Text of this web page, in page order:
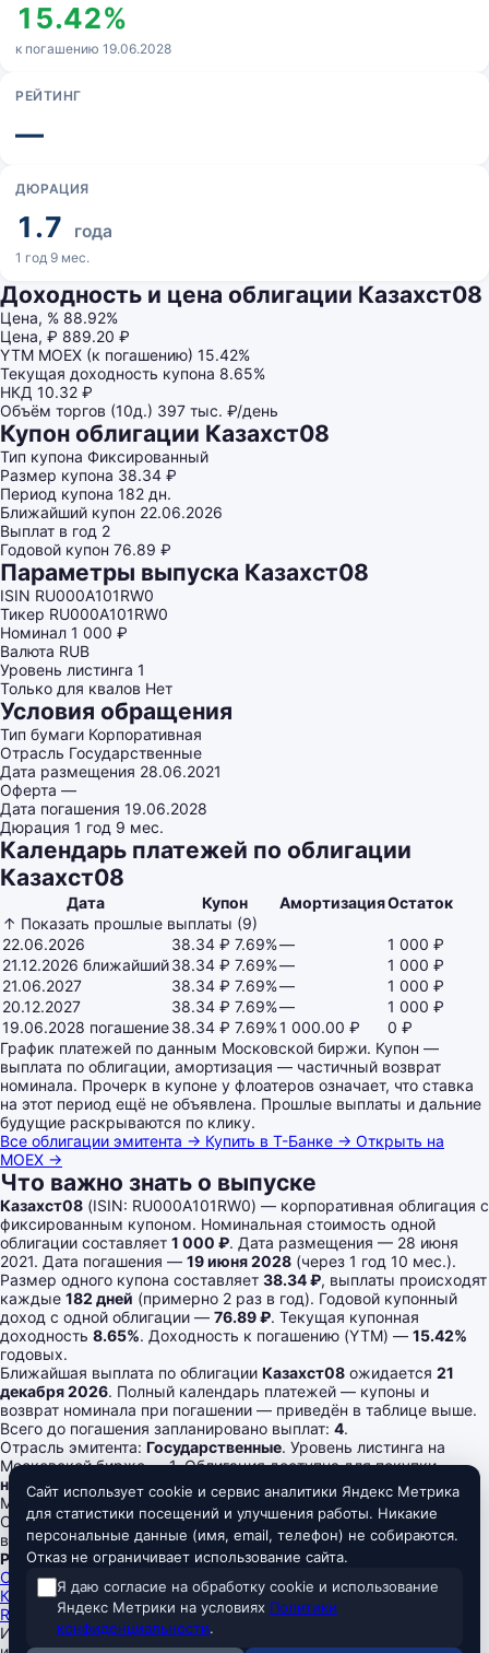
15.42%
к погашению 19.06.2028
РЕЙТИНГ
—
ДЮРАЦИЯ
1.7 года
1 год 9 мес.
Доходность и цена облигации Казахст08
Цена, % 88.92%
Цена, ₽ 889.20 ₽
YTM MOEX (к погашению) 15.42%
Текущая доходность купона 8.65%
НКД 10.32 ₽
Объём торгов (10д.) 397 тыс. ₽/день
Купон облигации Казахст08
Тип купона Фиксированный
Размер купона 38.34 ₽
Период купона 182 дн.
Ближайший купон 22.06.2026
Выплат в год 2
Годовой купон 76.89 ₽
Параметры выпуска Казахст08
ISIN RU000A101RW0
Тикер RU000A101RW0
Номинал 1 000 ₽
Валюта RUB
Уровень листинга 1
Только для квалов Нет
Условия обращения
Тип бумаги Корпоративная
Отрасль Государственные
Дата размещения 28.06.2021
Оферта —
Дата погашения 19.06.2028
Дюрация 1 год 9 мес.
Календарь платежей по облигации
Казахст08
Дата Купон АмортизацияОстаток
↑ Показать прошлые выплаты (9)
22.06.2026
38.34 ₽ 7.69%—
1 000 ₽
21.12.2026 ближайший38.34 ₽ 7.69%—
1 000 ₽
21.06.2027
38.34 ₽ 7.69%—
1 000 ₽
20.12.2027
38.34 ₽ 7.69%—
1 000 ₽
19.06.2028 погашение38.34 ₽ 7.69%1 000.00 ₽
0 ₽
График платежей по данным Московской биржи. Купон —
выплата по облигации, амортизация — частичный возврат
номинала. Прочерк в купоне у флоатеров означает, что ставка
на этот период ещё не объявлена. Прошлые выплаты и дальние
будущие раскрываются по клику.
Все облигации эмитента → Купить в Т-Банке → Открыть на
MOEX →
Что важно знать о выпуске
Казахст08 (ISIN: RU000A101RW0) — корпоративная облигация с
фиксированным купоном. Номинальная стоимость одной
облигации составляет 1 000 ₽. Дата размещения — 28 июня
2021. Дата погашения — 19 июня 2028 (через 1 год 10 мес.).
Размер одного купона составляет 38.34 ₽, выплаты происходят
каждые 182 дней (примерно 2 раз в год). Годовой купонный
доход с одной облигации — 76.89 ₽. Текущая купонная
доходность 8.65%. Доходность к погашению (YTM) — 15.42%
годовых.
Ближайшая выплата по облигации Казахст08 ожидается 21
декабря 2026. Полный календарь платежей — купоны и
возврат номинала при погашении — приведён в таблице выше.
Всего до погашения запланировано выплат: 4.
Отрасль эмитента: Государственные. Уровень листинга на
Московской бирже — 1. Облигация доступна для покупки
неквалифицированным инвесторам
в Т-Банке.
Megabonds
Скринер российских облигаций — ОФЗ и корпоративные
выпуски, актуальные доходности, цены, рейтинги и оферты.
Разделы
Скринер облигаций
Ключевая ставка ЦБ
RUONIA
Информация на сайте не является индивидуальной
Сайт использует cookie и сервис аналитики Яндекс Метрика
для статистики посещений и улучшения работы. Никакие
персональные данные (имя, email, телефон) не собираются.
Отказ не ограничивает использование сайта.
Я даю согласие на обработку cookie и использование
Яндекс Метрики на условиях Политики
конфиденциальности.